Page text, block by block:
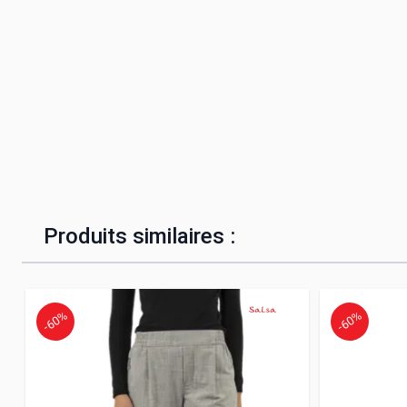
Produits similaires :
-60% -60%